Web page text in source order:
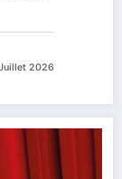
2026